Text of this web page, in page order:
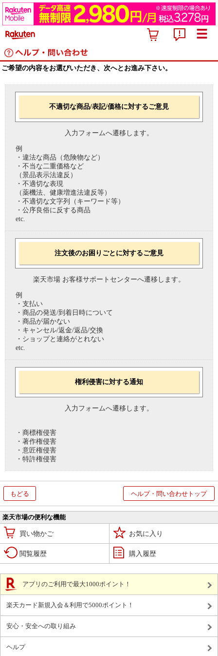
ご希望の内容をお選びいただき、次へとお進み下さい。
不適切な商品/表記/価格に対するご意見
入力フォームへ遷移します。
例
・違法な商品（危険物など）
・不当な二重価格など
（景品表示法違反）
・不適切な表現
（薬機法、健康増進法違反等）
・不適切な文字列（キーワード等）
・公序良俗に反する商品
etc.
注文後のお困りごとに対するご意見
楽天市場 お客様サポートセンターへ遷移します。
例
・支払い
・商品の発送/到着日時について
・商品が届かない
・キャンセル/返金/返品/交換
・ショップと連絡がとれない
etc.
権利侵害に対する通知
入力フォームへ遷移します。
・商標権侵害
・著作権侵害
・意匠権侵害
・特許権侵害
もどる ヘルプ・問い合わせトップ
楽天市場の便利な機能
買い物かご お気に入り
閲覧履歴 購入履歴
アプリのご利用で最大1000ポイント！
楽天カード新規入会＆利用で5000ポイント！
安心・安全への取り組み
ヘルプ